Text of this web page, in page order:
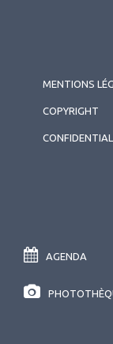
MENTIONS
COPYRIGHT
AGENDA